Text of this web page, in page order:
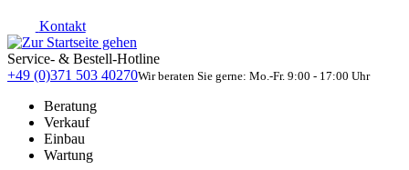
Kontakt
Service- & Bestell-Hotline
+49 (0)371 503 40270Wir beraten Sie gerne: Mo.-Fr. 9:00 - 17:00 Uhr
Beratung
Verkauf
Einbau
Wartung